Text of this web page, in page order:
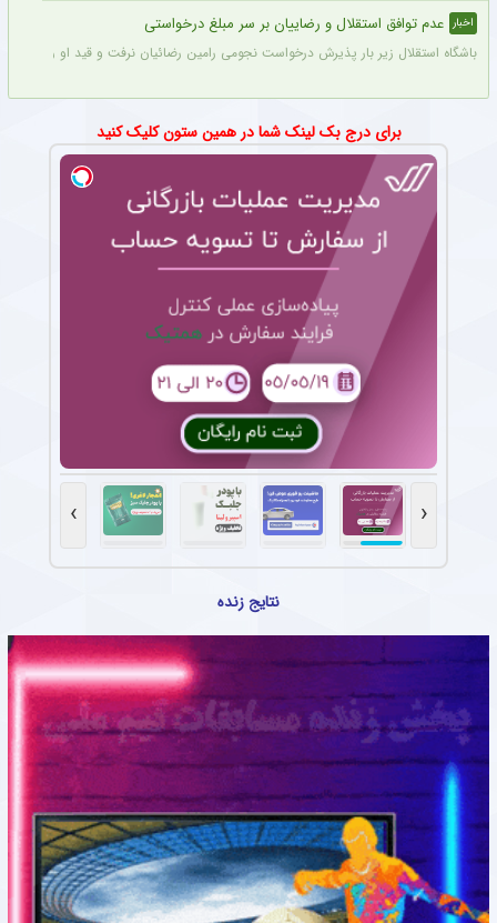
اخبار عدم توافق استقلال و رضاییان بر سر مبلغ درخواستی
باشگاه استقلال زیر بار پذیرش درخواست نجومی رامین رضائیان نرفت و قید او را زد تا
برای درج بک لینک شما در همین ستون کلیک کنید
‹
›
نتایج زنده